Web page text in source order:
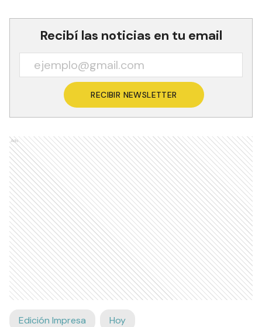
Recibí las noticias en tu email
RECIBIR NEWSLETTER
Ads
Edición Impresa Hoy